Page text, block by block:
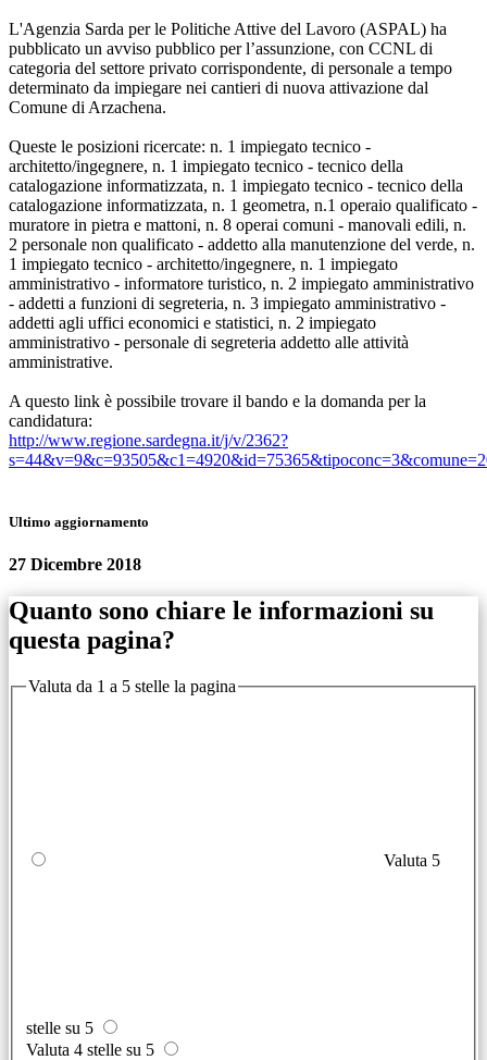
L'Agenzia Sarda per le Politiche Attive del Lavoro (ASPAL) ha
pubblicato un avviso pubblico per l’assunzione, con CCNL di
categoria del settore privato corrispondente, di personale a tempo
determinato da impiegare nei cantieri di nuova attivazione dal
Comune di Arzachena.
Queste le posizioni ricercate: n. 1 impiegato tecnico -
architetto/ingegnere, n. 1 impiegato tecnico - tecnico della
catalogazione informatizzata, n. 1 impiegato tecnico - tecnico della
catalogazione informatizzata, n. 1 geometra, n.1 operaio qualificato -
muratore in pietra e mattoni, n. 8 operai comuni - manovali edili, n.
2 personale non qualificato - addetto alla manutenzione del verde, n.
1 impiegato tecnico - architetto/ingegnere, n. 1 impiegato
amministrativo - informatore turistico, n. 2 impiegato amministrativo
- addetti a funzioni di segreteria, n. 3 impiegato amministrativo -
addetti agli uffici economici e statistici, n. 2 impiegato
amministrativo - personale di segreteria addetto alle attività
amministrative.
A questo link è possibile trovare il bando e la domanda per la
candidatura:
http://www.regione.sardegna.it/j/v/2362?
Ultimo aggiornamento
27 Dicembre 2018
Quanto sono chiare le informazioni su
questa pagina?
Valuta da 1 a 5 stelle la pagina
Valuta 5
stelle su 5
Valuta 4 stelle su 5